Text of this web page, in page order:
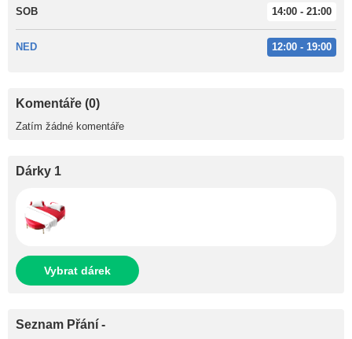
SOB 14:00 - 21:00
NED 12:00 - 19:00
Komentáře (0)
Zatím žádné komentáře
Dárky 1
Vybrat dárek
Seznam Přání -